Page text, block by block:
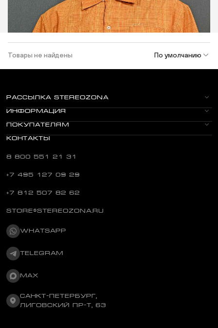
Товары не найдены По умолчанию
РАССЫЛКА STEREOZONA
ИНФОРМАЦИЯ
ПОКУПАТЕЛЯМ
КОНТАКТЫ
8 800 551 21 31
+7 495 127 09 29
+7 812 507 82 62
STORE@STEREOZONA.RU
WHATSAPP
TELEGRAM
MAX
САНКТ-ПЕТЕРБУРГ,
ЛИГОВСКИЙ ПР-Т, 63